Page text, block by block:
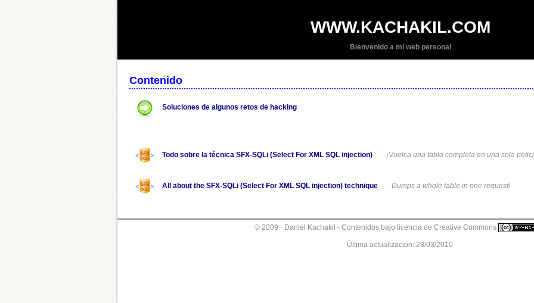
WWW.KACHAKIL.COM
Bienvenido a mi web personal
Contenido
Soluciones de algunos retos de hacking
Todo sobre la técnica SFX-SQLi (Select For XML SQL injection) ¡Vuelca una tabla completa en una sola
All about the SFX-SQLi (Select For XML SQL injection) technique Dumps a whole table in one request!
© 2009 · Daniel Kachakil - Contenidos bajo licencia de Creative Commons
Última actualización: 28/03/2010